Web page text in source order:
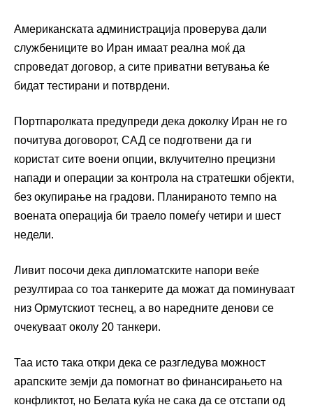
Американската администрација проверува дали
службениците во Иран имаат реална моќ да
спроведат договор, а сите приватни ветувања ќе
бидат тестирани и потврдени.
Портпаролката предупреди дека доколку Иран не го
почитува договорот, САД се подготвени да ги
користат сите воени опции, вклучително прецизни
напади и операции за контрола на стратешки објекти,
без окупирање на градови. Планираното темпо на
воената операција би траело помеѓу четири и шест
недели.
Ливит посочи дека дипломатските напори веќе
резултираа со тоа танкерите да можат да поминуваат
низ Ормутскиот теснец, а во наредните денови се
очекуваат околу 20 танкери.
Таа исто така откри дека се разгледува можност
арапските земји да помогнат во финансирањето на
конфликтот, но Белата куќа не сака да се отстапи од